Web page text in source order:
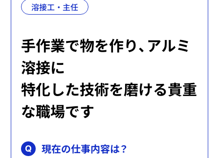
溶接工 主任
手作業で物を作り、アルミ
溶接に
特化した技術を磨ける貴重
な職場です
Q 現在の仕事内容は？